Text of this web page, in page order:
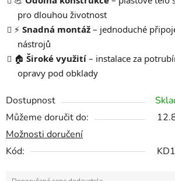
pro dlouhou životnost
⚡ Snadná montáž – jednoduché
nástrojů
🏠 Široké využití – instalace za
opravy pod obklady
Dostupnost
Můžeme doručit do:
Možnosti doručení
Kód: